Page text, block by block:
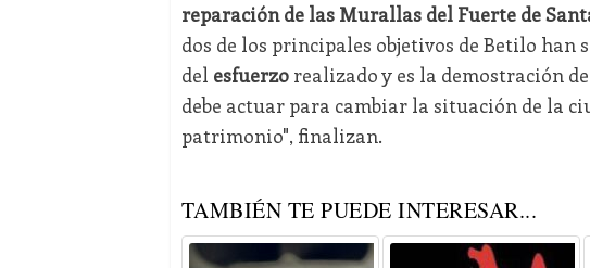
reparación de las Murallas del Fuerte de
dos de los principales objetivos de Betilo han
del esfuerzorealizado y es la demostración de
debe actuar para cambiar la situación de la
patrimonio", finalizan.
TAMBIÉN TE PUEDE INTERESAR...